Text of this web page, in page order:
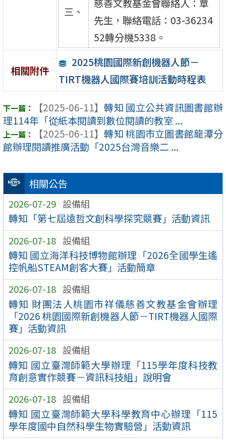
相關公告
2026-07-29 設備組
轉知「第七屆遠哲文創科學探究競賽」活動資訊
2026-07-18 設備組
轉知 國立海洋科技博物館辦理「2026全國學生遙
控帆船STEAM創客大賽」活動簡章
2026-07-18 設備組
轉知 財團法人桃園市祥儀慈善文教基金會辦理
「2026 桃園國際新創機器人節－TIRT機器人國際
賽」活動資訊
2026-07-18 設備組
轉知 國立臺灣師範大學辦理「115學年度科技教
育創意實作競賽－資訊科技組」說明會
2026-07-18 設備組
轉知 國立臺灣師範大學科學教育中心辦理「115
學年度國中自然科學生物實驗營」活動資訊
三、
慈善文教基金會聯絡人：覃
先生，聯絡電話：03-36234
52轉分機5338。
相關附件
2025桃園國際新創機器人節－
TIRT機器人國際賽培訓活動時程表
【2025-06-11】 轉知 國立公共資訊圖書館辦
理114年「從紙本閱讀到數位閱讀的教室 ...
【2025-06-11】 轉知 桃園市立圖書館龍潭分
館辦理閱讀推廣活動「2025台灣音樂二 ...